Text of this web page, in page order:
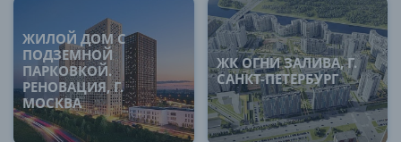
ЖИЛОЙ ДОМ С
ПОДЗЕМНОЙ
ПАРКОВКОЙ.
РЕНОВАЦИЯ, Г.
МОСКВА
ЖК ОГНИ ЗАЛИВА, Г.
САНКТ-ПЕТЕРБУРГ